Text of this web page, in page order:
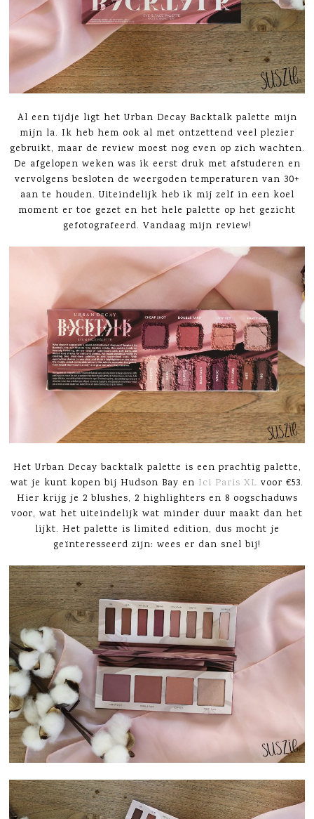
Al een tijdje ligt het Urban Decay Backtalk palette mijn
mijn la. Ik heb hem ook al met ontzettend veel plezier
gebruikt, maar de review moest nog even op zich wachten.
De afgelopen weken was ik eerst druk met afstuderen en
vervolgens besloten de weergoden temperaturen van 30+
aan te houden. Uiteindelijk heb ik mij zelf in een koel
moment er toe gezet en het hele palette op het gezicht
gefotografeerd. Vandaag mijn review!
Het Urban Decay backtalk palette is een prachtig palette,
wat je kunt kopen bij Hudson Bay en Ici Paris XL voor €53.
Hier krijg je 2 blushes, 2 highlighters en 8 oogschaduws
voor, wat het uiteindelijk wat minder duur maakt dan het
lijkt. Het palette is limited edition, dus mocht je
geïnteresseerd zijn: wees er dan snel bij!